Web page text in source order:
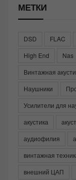
МЕТКИ
DSD FLAC
High End
Nas
Винтажная
Наушники
Усилители для
акустика
аудиофилия
винтажная
внешний ЦАП